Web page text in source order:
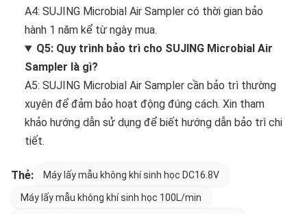
A4: SUJING Microbial Air Sampler có thời gian bảo
hành 1 năm kể từ ngày mua.
Q5: Quy trình bảo trì cho SUJING Microbial Air
Sampler là gì?
A5: SUJING Microbial Air Sampler cần bảo trì thường
xuyên để đảm bảo hoạt động đúng cách. Xin tham
khảo hướng dẫn sử dụng để biết hướng dẫn bảo trì chi
tiết.
Thẻ: Máy lấy mẫu không khí sinh học DC16.8V
Máy lấy mẫu không khí sinh học 100L/min